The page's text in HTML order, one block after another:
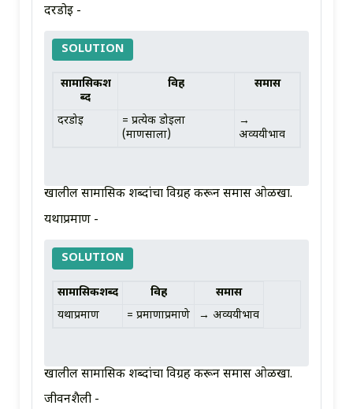
दरडोई -
SOLUTION
सामासिकश
ब्द
विग्रह समास
दरडोई
= प्रत्येक डोईला
(माणसाला)
→
अव्ययीभाव
खालील सामासिक शब्दांचा विग्रह करून समास ओळखा.
यथाप्रमाण -
SOLUTION
सामासिकशब्द विग्रह
समास
यथाप्रमाण
= प्रमाणाप्रमाणे → अव्ययीभाव
खालील सामासिक शब्दांचा विग्रह करून समास ओळखा.
जीवनशैली -